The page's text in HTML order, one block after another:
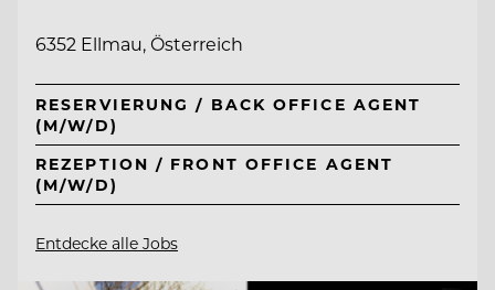
6352 Ellmau, Österreich
RESERVIERUNG / BACK OFFICE AGENT
(M/W/D)
REZEPTION / FRONT OFFICE AGENT
(M/W/D)
Entdecke alle Jobs